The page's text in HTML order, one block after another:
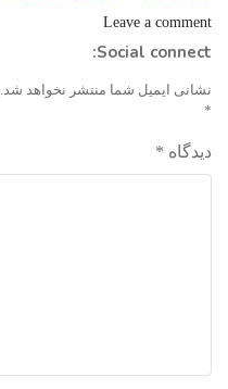
Leave a comment
Social connect:
نشانی ایمیل شما منتشر نخواهد شد.
*
دیدگاه *